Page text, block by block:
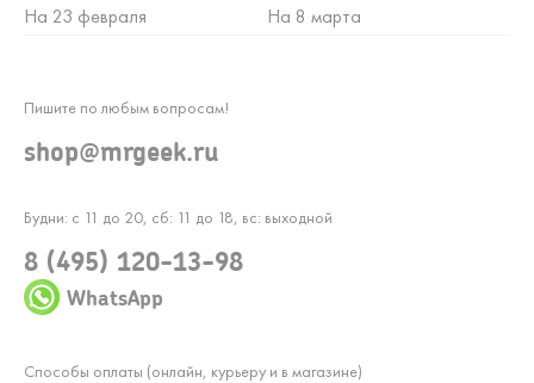
На 23 февраля
На 8 марта
Будни: с 11 до 20, сб: 11 до 18, вс: выходной
8 (495) 120-13-98
WhatsApp
Пишите по любым вопросам!
shop@mrgeek.ru
Способы оплаты (онлайн, курьеру и в магазине)